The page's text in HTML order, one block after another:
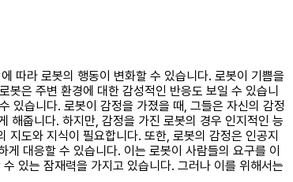
따라 로봇의 행동이 변화할 수 있습니다. 로봇이 기쁨을
봇은 주변 환경에 대한 감성적인 반응도 보일 수 있습니
있습니다. 로봇이 감정을 가졌을 때, 그들은 자신의 감정
해줍니다. 하지만, 감정을 가진 로봇의 경우 인지적인 능
지도와 지식이 필요합니다. 또한, 로봇의 감정은 인공지
대응할 수 있습니다. 이는 로봇이 사람들의 요구를 이
있는 잠재력을 가지고 있습니다. 그러나 이를 위해서는